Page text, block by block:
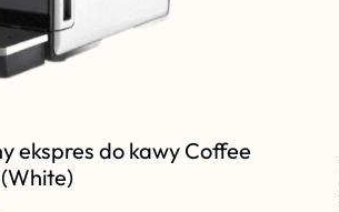
ekspres do kawy Coffee